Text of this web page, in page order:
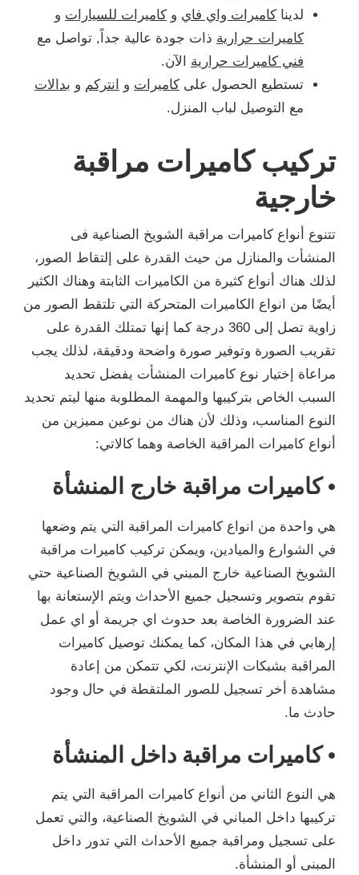
لدينا كاميرات واي فاي و كاميرات للسيارات و
كاميرات حرارية ذات جودة عالية جداً, تواصل مع
فني كاميرات حرارية الآن.
تستطيع الحصول على كاميرات و انتركم و بدالات
مع التوصيل لباب المنزل.
تركيب كاميرات مراقبة
خارجية
تتنوع أنواع كاميرات مراقبة الشويخ الصناعية فى
المنشأت والمنازل من حيث القدرة على إلتقاط الصور،
لذلك هناك أنواع كثيرة من الكاميرات الثابتة وهناك الكثير
أيضًا من انواع الكاميرات المتحركة التي تلتقط الصور من
زاوية تصل إلى 360 درجة كما إنها تمتلك القدرة على
تقريب الصورة وتوفير صورة واضحة ودقيقة، لذلك يجب
مراعاة إختيار نوع كاميرات المنشأت يفضل تحديد
السبب الخاص بتركيبها والمهمة المطلوبة منها ليتم تحديد
النوع المناسب، وذلك لأن هناك من نوعين مميزين من
أنواع كاميرات المراقبة الخاصة وهما كالاتي:
• كاميرات مراقبة خارج المنشأة
هي واحدة من انواع كاميرات المراقبة التي يتم وضعها
في الشوارع والميادين، ويمكن تركيب كاميرات مراقبة
الشويخ الصناعية خارج المبني في الشويخ الصناعية حتي
تقوم بتصوير وتسجيل جميع الأحداث ويتم الإستعانة بها
عند الضرورة الخاصة بعد حدوث اي جريمة أو اي عمل
إرهابي في هذا المكان، كما يمكنك توصيل كاميرات
المراقبة بشبكات الإنترنت، لكي تتمكن من إعادة
مشاهدة أخر تسجيل للصور الملتقطة في حال وجود
حادث ما.
• كاميرات مراقبة داخل المنشأة
هي النوع الثاني من أنواع كاميرات المراقبة التي يتم
تركيبها داخل المباني في الشويخ الصناعية، والتي تعمل
على تسجيل ومراقبة جميع الأحداث التي تدور داخل
المبنى أو المنشأة.